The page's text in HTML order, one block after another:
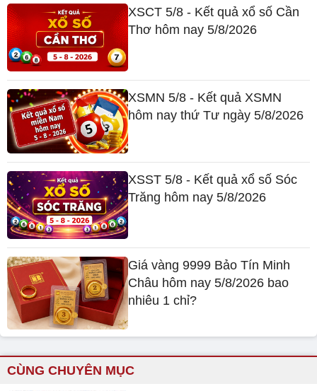
XSCT 5/8 - Kết quả xổ số Cần
Thơ hôm nay 5/8/2026
XSMN 5/8 - Kết quả XSMN
hôm nay thứ Tư ngày 5/8/2026
XSST 5/8 - Kết quả xổ số Sóc
Trăng hôm nay 5/8/2026
Giá vàng 9999 Bảo Tín Minh
Châu hôm nay 5/8/2026 bao
nhiêu 1 chỉ?
CÙNG CHUYÊN MỤC